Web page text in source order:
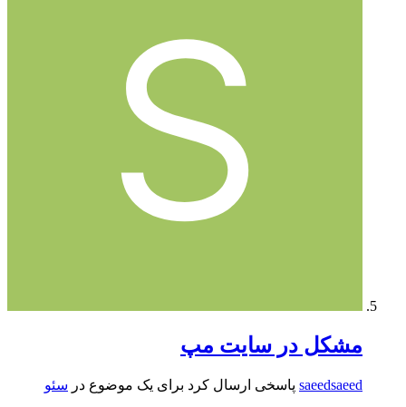
مشکل در سایت مپ
saeedsaeed پاسخی ارسال کرد برای یک موضوع در سئو